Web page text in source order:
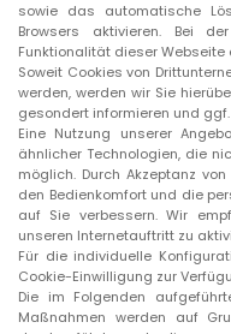
sowie das automatische
Browsers aktivieren. Bei
Funktionalität dieser
Soweit Cookies von
werden, werden wir Sie
gesondert informieren und
Eine Nutzung unserer
ähnlicher Technologien, die
möglich. Durch Akzeptanz
den Bedienkomfort und die
auf Sie verbessern. Wir
unseren Internetauftritt zu
Für die individuelle
Cookie-Einwilligung zur
Die im Folgenden
Maßnahmen werden auf